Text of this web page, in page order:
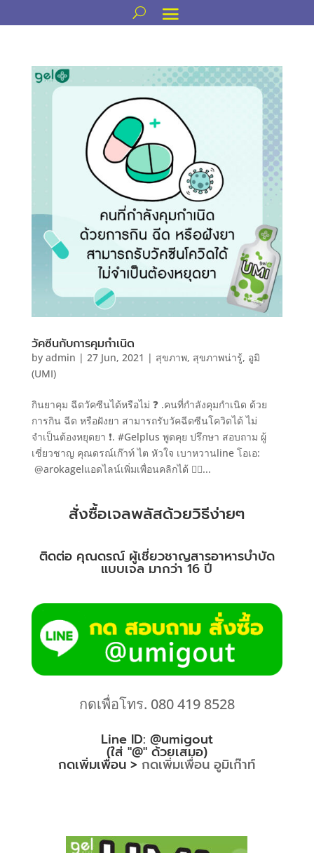
วัคซีนกับการคุมกำเนิด
by admin | 27 Jun, 2021 | สุขภาพ, สุขภาพน่ารู้, อูมิ
(UMI)
กินยาคุม ฉีดวัคซีนได้หรือไม่ ❓ .คนที่กำลังคุมกำเนิด ด้วย
การกิน ฉีด หรือฝังยา สามารถรับวัคฉีดซีนโควิดได้ ไม่
จำเป็นต้องหยุดยา ❗. #Gelplus พูดคุย ปรึกษา สอบถาม ผู้
เชี่ยวชาญ คุณดรณ์เก๊าท์ ไต หัวใจ เบาหวานline โอเอ:
@arokagelแอดไลน์เพิ่มเพื่อนคลิกได้ 👇🏻...
สั่งซื้อเจลพลัสด้วยวิธีง่ายๆ
ติดต่อ คุณดรณ์ ผู้เชี่ยวชาญสารอาหารบำบัด
แบบเจล มากว่า 16 ปี
กดเพื่อโทร. 080 419 8528
Line ID: @umigout
(ใส่ "@" ด้วยเสมอ)
กดเพิ่มเพื่อน > กดเพิ่มเพื่อน อูมิเก๊าท์